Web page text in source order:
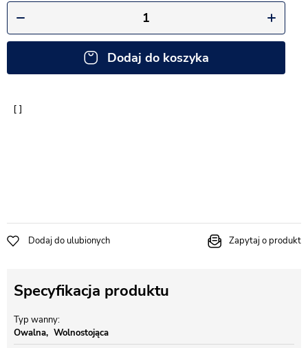
Dodaj do koszyka
Dodaj do ulubionych Zapytaj o produkt
Specyfikacja produktu
Typ wanny
Owalna
Wolnostojąca